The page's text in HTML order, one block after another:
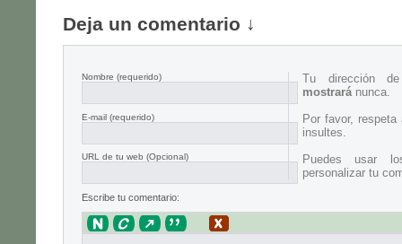
Deja un comentario ↓
Nombre (requerido)
E-mail (requerido)
URL de tu web (Opcional)
Tu dirección
mostraránunca.
Por favor,
insultes.
Puedes usar
personalizar tu
Escribe tu comentario: